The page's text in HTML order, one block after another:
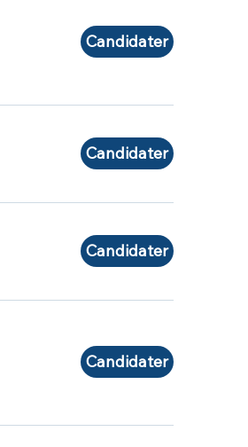
Candidater
Candidater
Candidater
Candidater